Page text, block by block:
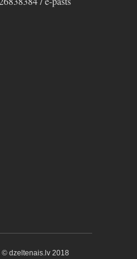
dzeltenais.lv 2018